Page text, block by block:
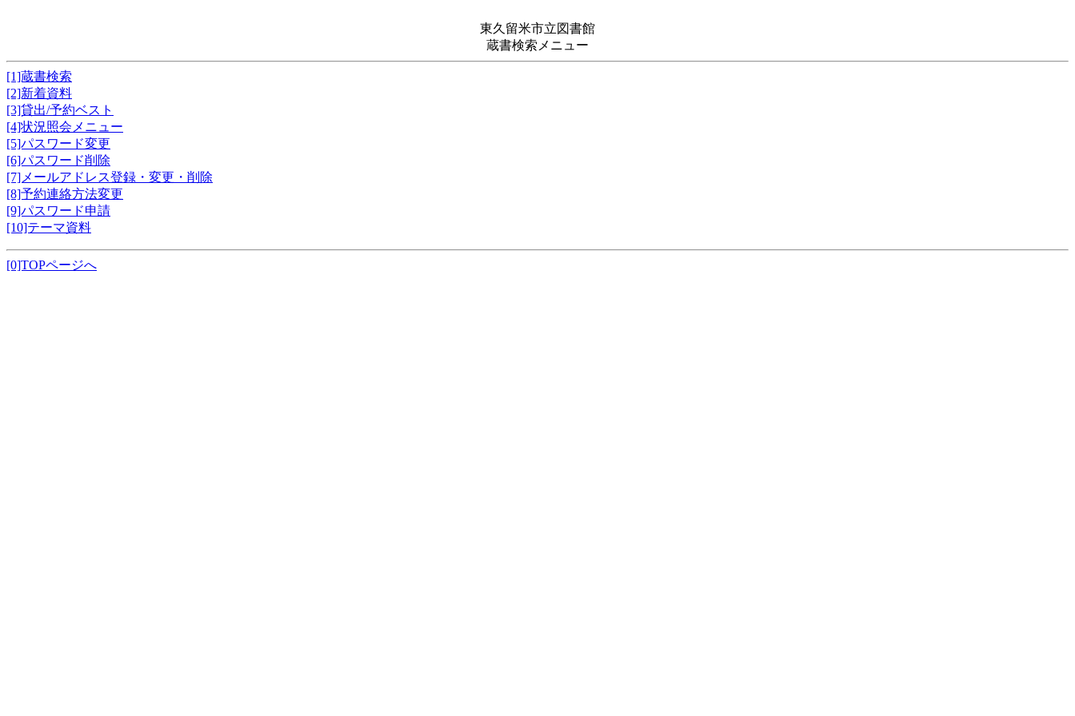
東久留米市立図書館
蔵書検索メニュー
[1]蔵書検索
[2]新着資料
[3]貸出/予約ベスト
[4]状況照会メニュー
[5]パスワード変更
[6]パスワード削除
[7]メールアドレス登録・変更・削除
[8]予約連絡方法変更
[9]パスワード申請
[10]テーマ資料
[0]TOPページへ